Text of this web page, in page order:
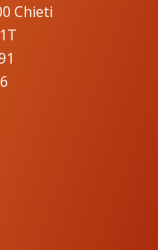
Chieti